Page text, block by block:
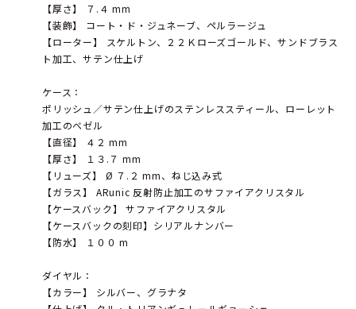
【厚さ】 ７.４ mm
【装飾】 コート・ド・ジュネーブ、ペルラージュ
【ローター】 スケルトン、２２Ｋローズゴールド、サンドブラス
ト加工、サテン仕上げ
ケース：
ポリッシュ／サテン仕上げのステンレススティール、ローレット
加工のベゼル
【直径】 ４２ mm
【厚さ】 １３.７ mm
【リューズ】 Ø ７.２ mm、ねじ込み式
【ガラス】 ARunic 反射防止加工のサファイアクリスタル
【ケースバック】 サファイアクリスタル
【ケースバックの刻印】シリアルナンバー
【防水】 １００ m
ダイヤル：
【カラー】 シルバー、グラナタ